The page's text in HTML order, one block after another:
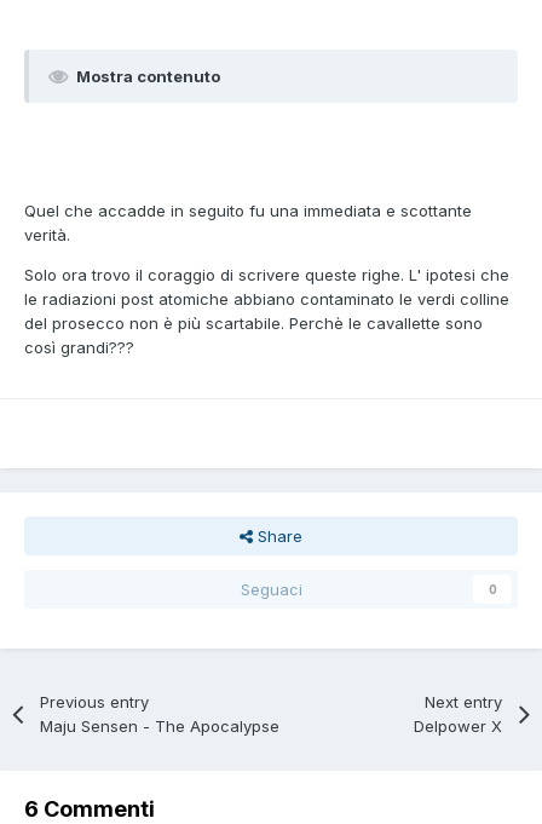
Mostra contenuto
Quel che accadde in seguito fu una immediata e scottante
verità.
Solo ora trovo il coraggio di scrivere queste righe. L' ipotesi che
le radiazioni post atomiche abbiano contaminato le verdi colline
del prosecco non è più scartabile. Perchè le cavallette sono
così grandi???
Share
Seguaci 0
Previous entry
Maju Sensen - The Apocalypse
Next entry
Delpower X
6 Commenti